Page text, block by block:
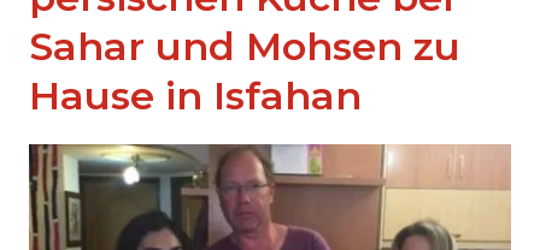
Sahar und Mohsen zu
Hause in Isfahan